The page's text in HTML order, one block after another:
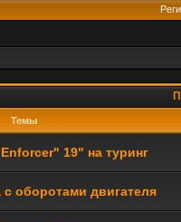
Темы
19" на туринг
с оборотами двигателя